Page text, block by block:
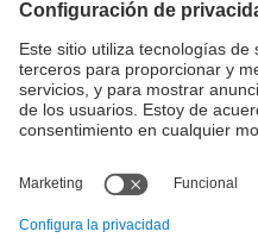
La investigación en la UPC
Fomento y apoyo a la
investigación
La transferencia, el
emprendimiento y la innovación
en la UPC
transferencia, el emprendimiento
Servicios a las empresas